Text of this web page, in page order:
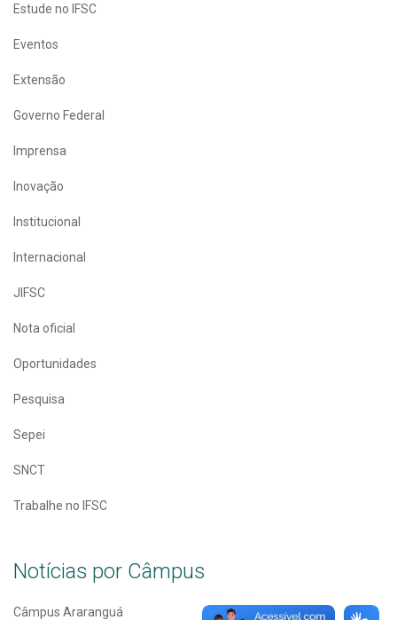
Estude no IFSC
Eventos
Extensão
Governo Federal
Imprensa
Inovação
Institucional
Internacional
JIFSC
Nota oficial
Oportunidades
Pesquisa
Sepei
SNCT
Trabalhe no IFSC
Notícias por Câmpus
Câmpus Araranguá